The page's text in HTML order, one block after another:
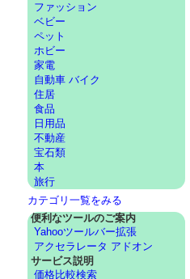
ファッション
ベビー
ペット
ホビー
家電
自動車 バイク
住居
食品
日用品
不動産
宝石類
本
旅行
カテゴリ一覧をみる
便利なツールのご案内
Yahooツールバー拡張
アクセラレータ アドオン
サービス説明
価格比較検索